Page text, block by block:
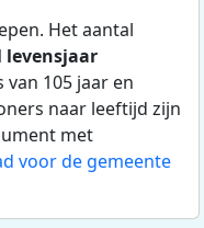
Het aantal
levensjaar
105 jaar en
naar leeftijd zijn
met
voor de gemeente